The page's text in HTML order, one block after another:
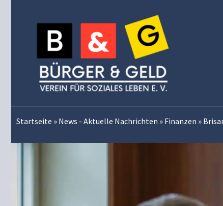
Startseite » News - Aktuelle Nachrichten » Finanzen »